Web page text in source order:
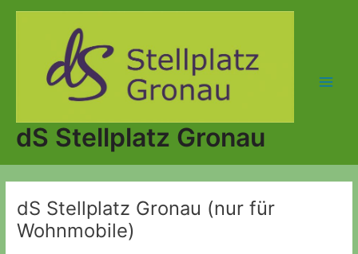
dS Stellplatz Gronau
dS Stellplatz Gronau (nur für
Wohnmobile)